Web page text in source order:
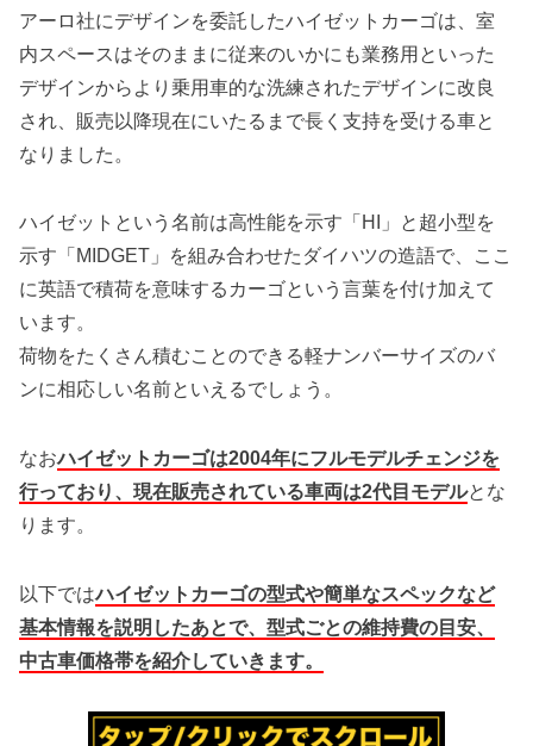
アーロ社にデザインを委託したハイゼットカーゴは、室
内スペースはそのままに従来のいかにも業務用といった
デザインからより乗用車的な洗練されたデザインに改良
され、販売以降現在にいたるまで長く支持を受ける車と
なりました。
ハイゼットという名前は高性能を示す「HI」と超小型を
示す「MIDGET」を組み合わせたダイハツの造語で、ここ
に英語で積荷を意味するカーゴという言葉を付け加えて
います。
荷物をたくさん積むことのできる軽ナンバーサイズのバ
ンに相応しい名前といえるでしょう。
なおハイゼットカーゴは2004年にフルモデルチェンジを
行っており、現在販売されている車両は2代目モデルとな
ります。
以下ではハイゼットカーゴの型式や簡単なスペックなど
基本情報を説明したあとで、型式ごとの維持費の目安、
中古車価格帯を紹介していきます。